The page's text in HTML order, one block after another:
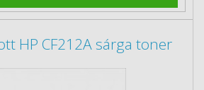
HP CF212A sárga toner